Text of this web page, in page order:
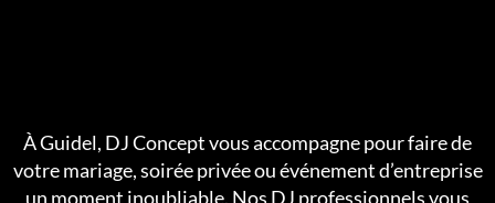
À Guidel, DJ Concept vous accompagne pour faire de
votre mariage, soirée privée ou événement d’entreprise
un moment inoubliable. Nos DJ professionnels vous